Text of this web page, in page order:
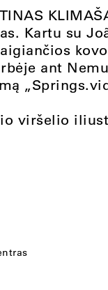
Kartu su
ant
viršelio